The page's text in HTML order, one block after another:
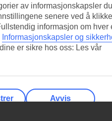
av informasjonskapsler du
senere ved å
informasjon om hver
Informasjonskapsler og
er sikre hos oss: Les vår
Avvis